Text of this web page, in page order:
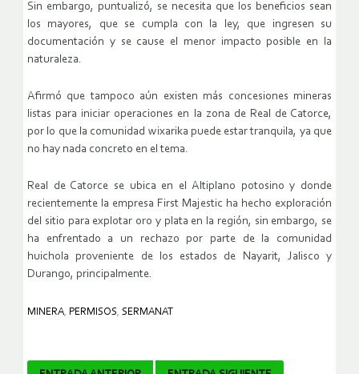
Sin embargo, puntualizó, se necesita que los beneficios sean
los mayores, que se cumpla con la ley, que ingresen su
documentación y se cause el menor impacto posible en la
naturaleza.
Afirmó que tampoco aún existen más concesiones mineras
listas para iniciar operaciones en la zona de Real de Catorce,
por lo que la comunidad wixarika puede estar tranquila, ya que
no hay nada concreto en el tema.
Real de Catorce se ubica en el Altiplano potosino y donde
recientemente la empresa First Majestic ha hecho exploración
del sitio para explotar oro y plata en la región, sin embargo, se
ha enfrentado a un rechazo por parte de la comunidad
huichola proveniente de los estados de Nayarit, Jalisco y
Durango, principalmente.
MINERA, PERMISOS, SERMANAT